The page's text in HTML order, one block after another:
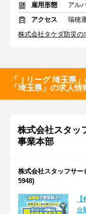
雇用形態
アル
アクセス
瑞穂
株式会社タケダ防災の
「ｊリーグ 埼玉県
「埼玉県」の求人情
株式会社スタ
事業本部
株式会社スタッフサ
5948)
☆